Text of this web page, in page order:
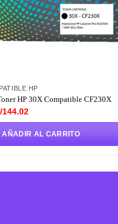
HP
HP 30X Compatible CF230X
151.60.
144.02El
es:
S/144.02.
AÑADIR AL CARRITO